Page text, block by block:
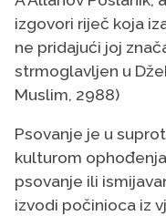
izgovori riječ koja
ne pridajući joj
strmoglavljen u
Muslim, 2988)
Psovanje je u
kulturom
psovanje ili
izvodi počinioca iz